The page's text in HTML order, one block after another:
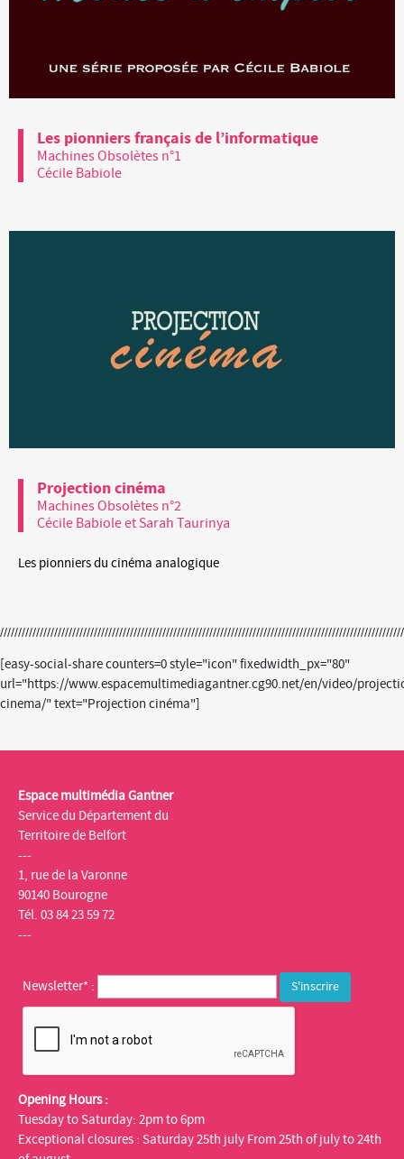
Les pionniers français de l’informatique
Machines Obsolètes n°1
Cécile Babiole
Projection cinéma
Machines Obsolètes n°2
Cécile Babiole et Sarah Taurinya
Les pionniers du cinéma analogique
[easy-social-share counters=0 style="icon" fixedwidth_px="80"
url="https://www.espacemultimediagantner.cg90.net/en/video/
cinema/" text="Projection cinéma"]
Espace multimédia Gantner
Service du Département du
Territoire de Belfort
---
1, rue de la Varonne
90140 Bourogne
Tél. 03 84 23 59 72
---
Newsletter* :
Opening Hours :
Tuesday to Saturday: 2pm to 6pm
Exceptional closures : Saturday 25th july From 25th of july to 24th